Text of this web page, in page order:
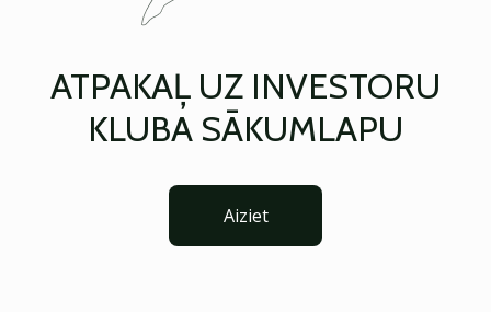
ATPAKAĻ UZ INVESTORU
KLUBA SĀKUMLAPU
Aiziet